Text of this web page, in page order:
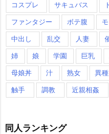
コスプレ サキュバス
ファンタジー ボテ腹
中出し 乱交 人妻
姉 娘 学園 巨乳
母娘丼 汁 熟女 異
触手 調教 近親相姦
同人ランキング